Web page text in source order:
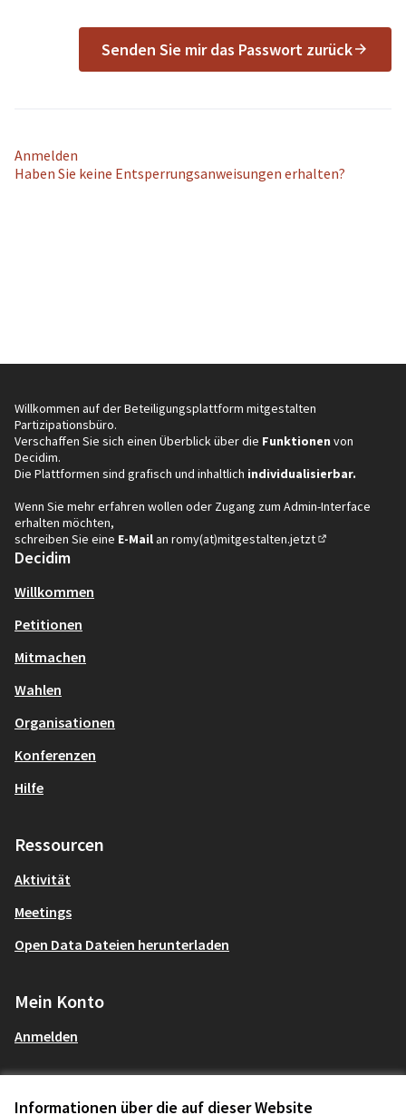
Informationen über die auf dieser Website
Senden Sie mir das Passwort zurück
Anmelden
Haben Sie keine Entsperrungsanweisungen erhalten?
Willkommen auf der Beteiligungsplattform mitgestalten
Partizipationsbüro.
Verschaffen Sie sich einen Überblick über die Funktionen von
Decidim.
Die Plattformen sind grafisch und inhaltlich individualisierbar.
Wenn Sie mehr erfahren wollen oder Zugang zum Admin-Interface
erhalten möchten,
schreiben Sie eine E-Mailan romy(at)mitgestalten.jetzt
Decidim
Willkommen
Petitionen
Mitmachen
Wahlen
Organisationen
Konferenzen
Hilfe
Ressourcen
Aktivität
Meetings
Open Data Dateien herunterladen
Mein Konto
Anmelden